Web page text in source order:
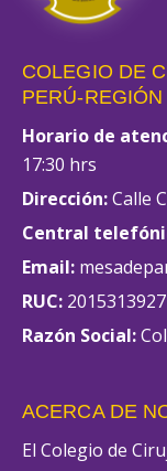
COLEGIO DE
PERÚ-
Horario de
17:30 hrs
Dirección:Calle
Central
Email:
RUC:
Razón Social:
ACERCA DE
El Colegio de